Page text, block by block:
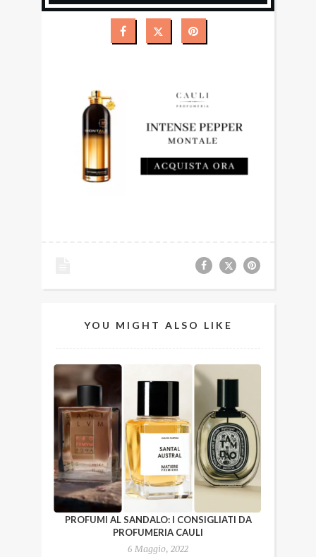
YOU MIGHT ALSO LIKE
PROFUMI AL SANDALO: I CONSIGLIATI DA
PROFUMERIA CAULI
6 Maggio, 2022